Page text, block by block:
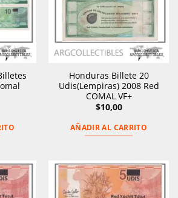
Honduras Billete 20
Udis(Lempiras) 2008 Red
COMAL VF+
$10,00
AÑADIR AL CARRITO